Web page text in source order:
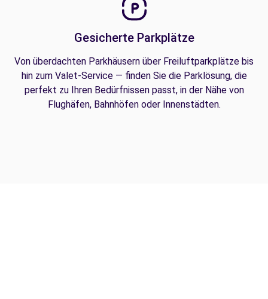
Gesicherte Parkplätze
Von überdachten Parkhäusern über Freiluftparkplätze bis
hin zum Valet-Service — finden Sie die Parklösung, die
perfekt zu Ihren Bedürfnissen passt, in der Nähe von
Flughäfen, Bahnhöfen oder Innenstädten.